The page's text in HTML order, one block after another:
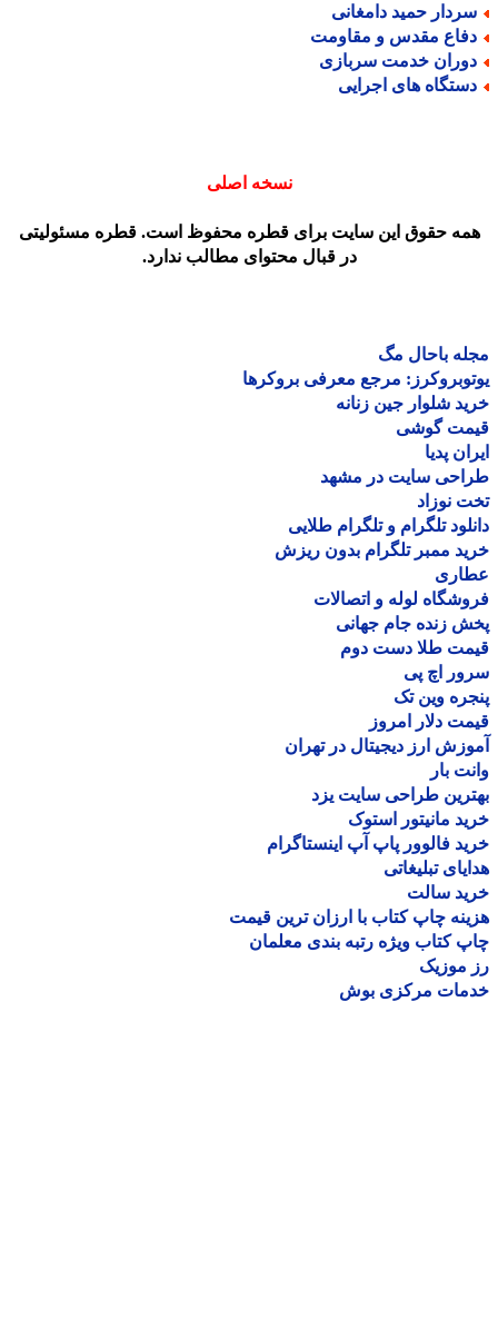
حمید دامغانی
مقدس و مقاومت
خدمت سربازی
های اجرایی
نسخه اصلی
حقوق این سایت برای قطره محفوظ است. قطره مسئولیتی
در قبال محتوای مطالب ندارد.
باحال مگ
مرجع معرفی بروکرها
شلوار جین زنانه
گوشی
پدیا
سایت در مشهد
نوزاد
تلگرام و تلگرام طلایی
ممبر تلگرام بدون ریزش
لوله و اتصالات
زنده جام جهانی
طلا دست دوم
اچ پی
وین تک
دلار امروز
ارز دیجیتال در تهران
بار
طراحی سایت یزد
مانیتور استوک
فالوور پاپ آپ اینستاگرام
تبلیغاتی
سالت
چاپ کتاب با ارزان ترین قیمت
کتاب ویژه رتبه بندی معلمان
موزیک
مرکزی بوش